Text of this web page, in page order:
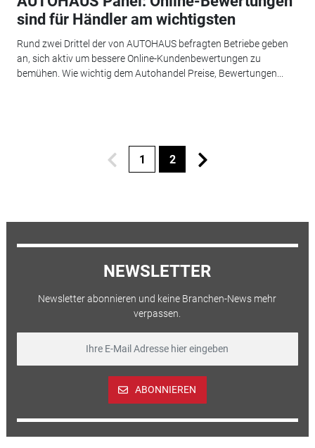
sind für Händler am wichtigsten
Rund zwei Drittel der von AUTOHAUS befragten Betriebe geben
an, sich aktiv um bessere Online-Kundenbewertungen zu
bemühen. Wie wichtig dem Autohandel Preise, Bewertungen...
1 2
NEWSLETTER
Newsletter abonnieren und keine Branchen-News mehr
verpassen.
ABONNIEREN